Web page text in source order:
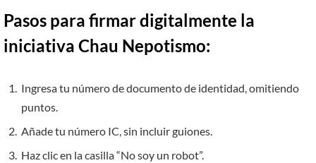
Pasos para firmar digitalmente la
iniciativa Chau Nepotismo:
Ingresa tu número de documento de identidad, omitiendo
puntos.
Añade tu número IC, sin incluir guiones.
Haz clic en la casilla “No soy un robot”.